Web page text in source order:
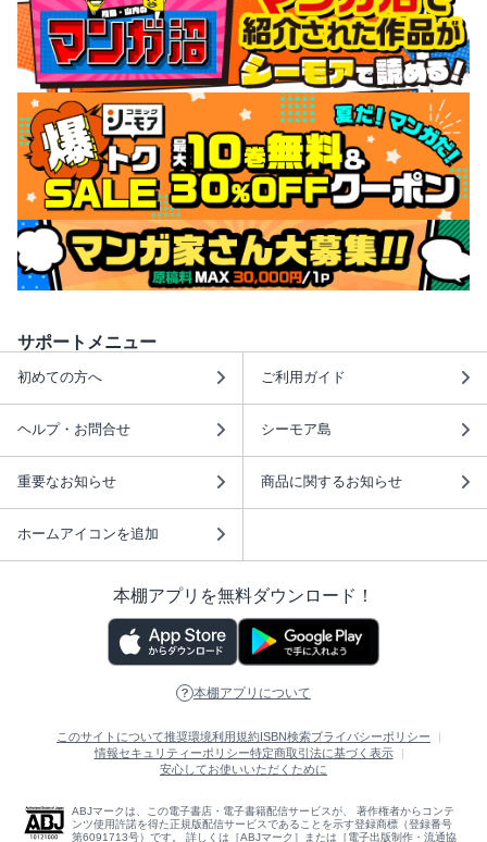
サポートメニュー
初めての方へ ご利用ガイド
ヘルプ・お問合せ シーモア島
重要なお知らせ 商品に関するお知らせ
ホームアイコンを追加
本棚アプリを無料ダウンロード！
本棚アプリについて
このサイトについて推奨環境利用規約ISBN検索プライバシーポリシー
情報セキュリティーポリシー特定商取引法に基づく表示
安心してお使いいただくために
ABJマークは、この電子書店・電子書籍配信サービスが、 著作権者からコンテ
ンツ使用許諾を得た正規版配信サービスであることを示す登録商標（登録番号
第6091713号）です。 詳しくは［ABJマーク］または［電子出版制作・流通協